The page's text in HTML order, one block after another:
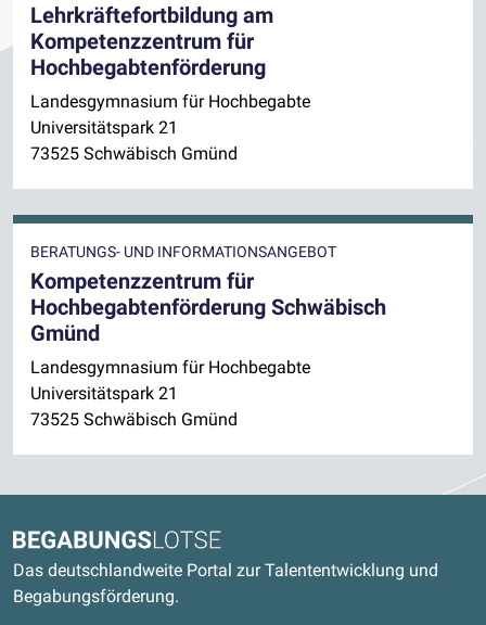
Lehrkräftefortbildung am
Kompetenzzentrum für
Hochbegabtenförderung
Landesgymnasium für Hochbegabte
Universitätspark 21
73525 Schwäbisch Gmünd
BERATUNGS- UND INFORMATIONSANGEBOT
Kompetenzzentrum für
Hochbegabtenförderung Schwäbisch
Gmünd
Landesgymnasium für Hochbegabte
Universitätspark 21
73525 Schwäbisch Gmünd
Begabungslotse
Das deutschlandweite Portal zur Talententwicklung und
Begabungsförderung.